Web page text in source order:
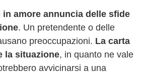
amore annuncia delle sfide
. Un pretendente o delle
preoccupazioni. La carta
la situazione, in quanto ne vale
avvicinarsi a una